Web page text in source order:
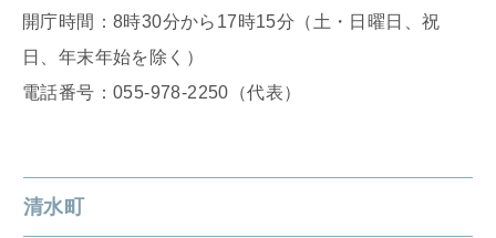
開庁時間：8時30分から17時15分（土・日曜日、祝
日、年末年始を除く）
電話番号：055-978-2250（代表）
清水町